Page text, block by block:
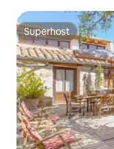
Superhost
Superhost